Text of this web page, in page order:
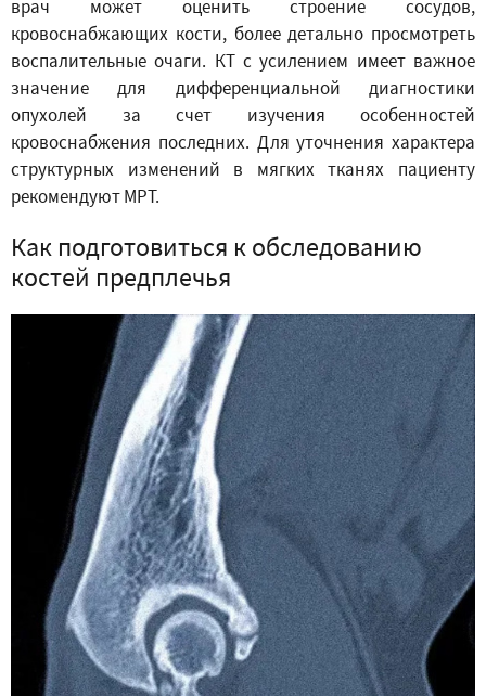
врач может оценить строение сосудов,
кровоснабжающих кости, более детально просмотреть
воспалительные очаги. КТ с усилением имеет важное
значение для дифференциальной диагностики
опухолей за счет изучения особенностей
кровоснабжения последних. Для уточнения характера
структурных изменений в мягких тканях пациенту
рекомендуют МРТ.
Как подготовиться к обследованию
костей предплечья